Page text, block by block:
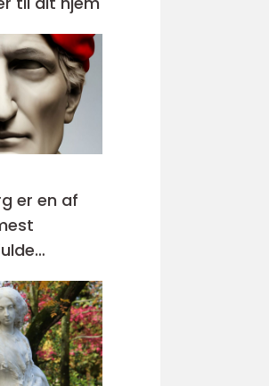
er en af
digtere,
en
samling af